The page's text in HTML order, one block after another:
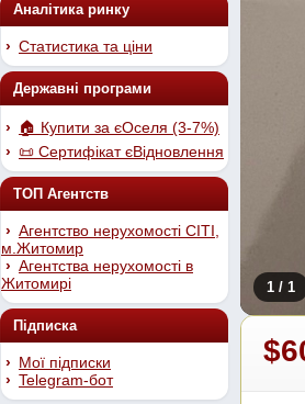
Аналітика ринку
Статистика та ціни
Державні програми
🏠 Купити за єОселя (3-7%)
📜 Сертифікат єВідновлення
ТОП Агентств
Агентство нерухомості СІТІ,
м.Житомир
Агентства нерухомості в
Житомирі
Підписка
Мої підписки
Telegram-бот
1 / 1